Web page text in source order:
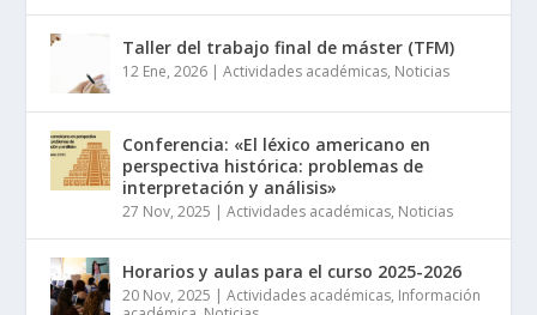
Taller del trabajo final de máster (TFM)
12 Ene, 2026 |Actividades académicas, Noticias
Conferencia: «El léxico americano en
perspectiva histórica: problemas de
interpretación y análisis»
27 Nov, 2025 |Actividades académicas, Noticias
Horarios y aulas para el curso 2025-2026
20 Nov, 2025 |Actividades académicas, Información